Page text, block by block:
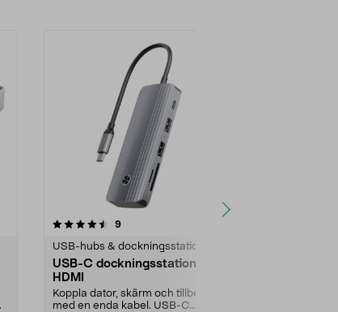
9recensioner
USB-hubs & dockningsstationer
USB-C dockningsstation 7-i-1
HDMI
Koppla dator, skärm och tillbehör
med en enda kabel. USB-C
4.5 av 5 stjärnor